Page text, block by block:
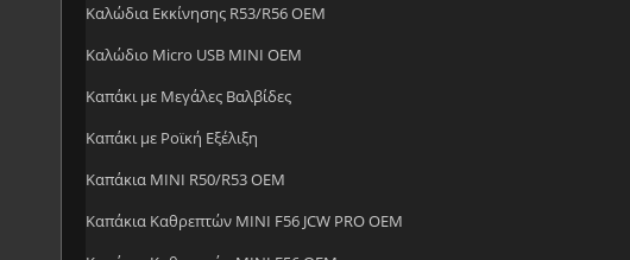
Καλώδια Εκκίνησης R53/R56 OEM
Καλώδιο Micro USB MINI OEM
Καπάκι με Μεγάλες Βαλβίδες
Καπάκι με Ροϊκή Εξέλιξη
Καπάκια MINI R50/R53 OEM
Καπάκια Καθρεπτών MINI F56 JCW PRO OEM